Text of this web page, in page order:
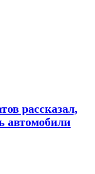
рассказал,
автомобили